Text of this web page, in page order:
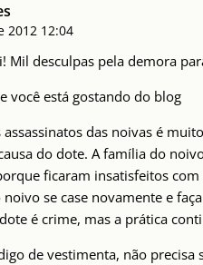
2012 12:04
Mil desculpas pela demora
você está gostando do blog
assassinatos das noivas é
do dote. A família do
ficaram insatisfeitos
se case novamente e
é crime, mas a prática
de vestimenta, não precisa